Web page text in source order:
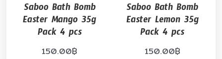
Saboo Bath Bomb
Easter Mango 35g
Pack 4 pcs
150.00฿
Saboo Bath Bomb
Easter Lemon 35g
Pack 4 pcs
150.00฿